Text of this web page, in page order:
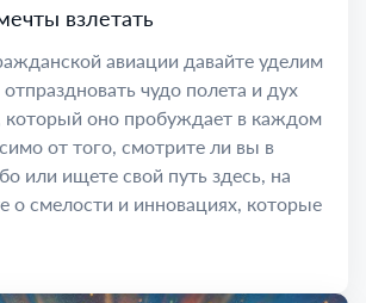
взлетать
авиации давайте уделим
чудо полета и дух
который оно пробуждает в каждом
от того, смотрите ли вы в
или ищете свой путь здесь, на
о смелости и инновациях, которые